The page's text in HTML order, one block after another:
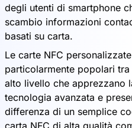
degli utenti di smartphone
scambio informazioni
basati su carta.
Le carte NFC
particolarmente popolari
alto livello che apprezzano
tecnologia avanzata e
differenza di un semplice
carta NFC di alta qualità